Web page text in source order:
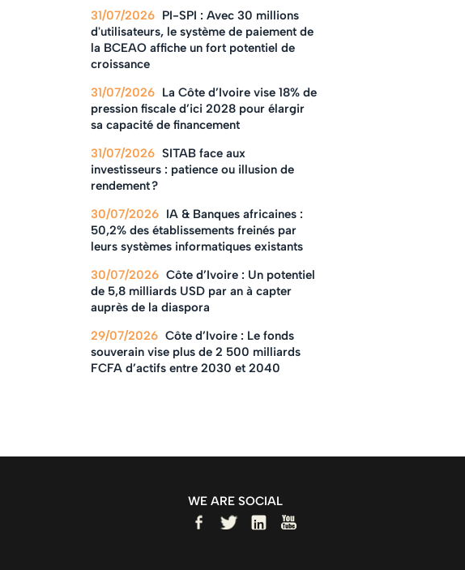
31/07/2026 PI-SPI : Avec 30 millions
d'utilisateurs, le système de paiement de
la BCEAO affiche un fort potentiel de
croissance
31/07/2026 La Côte d’Ivoire vise 18% de
pression fiscale d’ici 2028 pour élargir
sa capacité de financement
31/07/2026 SITAB face aux
investisseurs : patience ou illusion de
rendement ?
30/07/2026 IA & Banques africaines :
50,2% des établissements freinés par
leurs systèmes informatiques existants
30/07/2026 Côte d’Ivoire : Un potentiel
de 5,8 milliards USD par an à capter
auprès de la diaspora
29/07/2026 Côte d’Ivoire : Le fonds
souverain vise plus de 2 500 milliards
FCFA d’actifs entre 2030 et 2040
WE ARE SOCIAL